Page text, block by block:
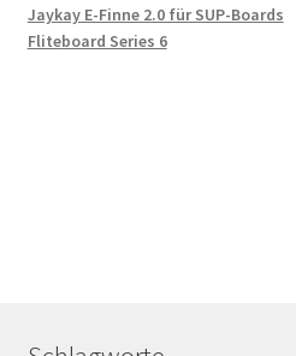
Jaykay E-Finne 2.0 für SUP-Boards
Fliteboard Series 6